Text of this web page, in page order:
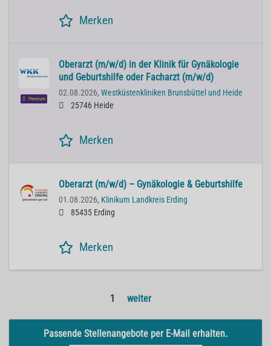
Merken
Premium
Oberarzt (m/w/d) in der Klinik für Gynäkologie
und Geburtshilfe oder Facharzt (m/w/d)
02.08.2026, Westküstenkliniken Brunsbüttel und Heide
25746 Heide
Merken
Oberarzt (m/w/d) – Gynäkologie & Geburtshilfe
01.08.2026, Klinikum Landkreis Erding
85435 Erding
Merken
1 weiter
Passende Stellenangebote per E-Mail erhalten.